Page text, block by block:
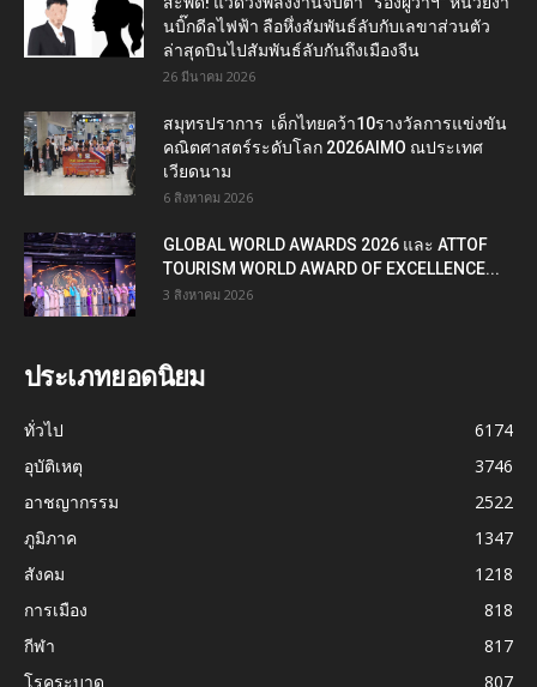
นบิ๊กดีลไฟฟ้า ลือหึ่งสัมพันธ์ลับกับเลขาส่วนตัว
ล่าสุดบินไปสัมพันธ์ลับกันถึงเมืองจีน
26 มีนาคม 2026
สมุทรปราการ เด็กไทยคว้า10รางวัลการแข่งขัน
คณิตศาสตร์ระดับโลก 2026AIMO ณประเทศ
เวียดนาม
6 สิงหาคม 2026
GLOBAL WORLD AWARDS 2026 และ ATTOF
TOURISM WORLD AWARD OF EXCELLENCE...
3 สิงหาคม 2026
ประเภทยอดนิยม
ทั่วไป
6174
อุบัติเหตุ
3746
อาชญากรรม
2522
ภูมิภาค
1347
สังคม
1218
การเมือง
818
กีฬา
817
โรคระบาด
807